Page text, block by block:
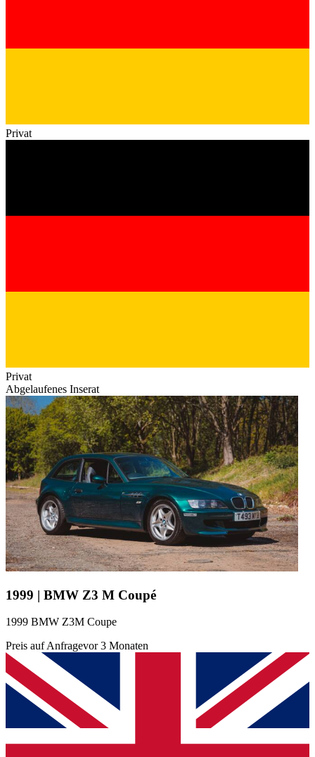
Privat
Privat
Abgelaufenes Inserat
1999 | BMW Z3 M Coupé
1999 BMW Z3M Coupe
Preis auf Anfragevor 3 Monaten